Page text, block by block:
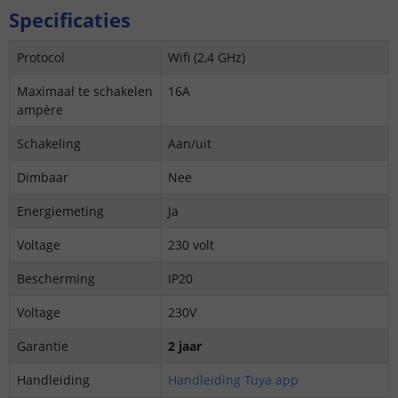
Specificaties
Protocol
Wifi (2,4 GHz)
Maximaal te schakelen
ampère
16A
Schakeling
Aan/uit
Dimbaar
Nee
Energiemeting
Ja
Voltage
230 volt
Bescherming
IP20
Voltage
230V
Garantie
2 jaar
Handleiding
Handleiding Tuya app